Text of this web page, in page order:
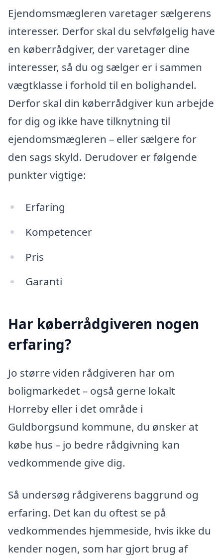
Ejendomsmægleren varetager sælgerens
interesser. Derfor skal du selvfølgelig have
en køberrådgiver, der varetager dine
interesser, så du og sælger er i sammen
vægtklasse i forhold til en bolighandel.
Derfor skal din køberrådgiver kun arbejde
for dig og ikke have tilknytning til
ejendomsmægleren – eller sælgere for
den sags skyld. Derudover er følgende
punkter vigtige:
Erfaring
Kompetencer
Pris
Garanti
Har køberrådgiveren nogen
erfaring?
Jo større viden rådgiveren har om
boligmarkedet – også gerne lokalt
Horreby eller i det område i
Guldborgsund kommune, du ønsker at
købe hus – jo bedre rådgivning kan
vedkommende give dig.
Så undersøg rådgiverens baggrund og
erfaring. Det kan du oftest se på
vedkommendes hjemmeside, hvis ikke du
kender nogen, som har gjort brug af